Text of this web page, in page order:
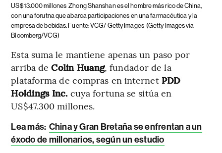
US$13.000 millones Zhong Shanshan es el hombre más rico de China,
con una forutna que abarca participaciones en una farmacéutica y la
empresa de bebidas. Fuente: VCG/ Getty Images (Getty Images via
Bloomberg/VCG)
Esta suma le mantiene apenas un paso por
arriba deColin Huang, fundador de la
plataforma de compras en internet PDD
Holdings Inc. cuya fortuna se sitúa en
US$47.300 millones.
Lea más: China y Gran Bretaña se enfrentan a un
éxodo de millonarios, según un estudio